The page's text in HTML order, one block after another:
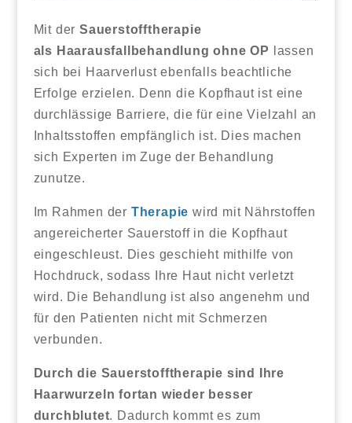
Mit der Sauerstofftherapie
als Haarausfallbehandlung ohne OP
lassen
sich bei Haarverlust ebenfalls beachtliche
Erfolge erzielen. Denn die Kopfhaut ist eine
durchlässige Barriere, die für eine Vielzahl an
Inhaltsstoffen empfänglich ist. Dies machen
sich Experten im Zuge der Behandlung
zunutze.
Im Rahmen der Therapie wird mit Nährstoffen
angereicherter Sauerstoff in die Kopfhaut
eingeschleust. Dies geschieht mithilfe von
Hochdruck, sodass Ihre Haut nicht verletzt
wird. Die Behandlung ist also angenehm und
für den Patienten nicht mit Schmerzen
verbunden.
Durch die Sauerstofftherapie sind Ihre
Haarwurzeln fortan wieder besser
durchblutet. Dadurch kommt es zum